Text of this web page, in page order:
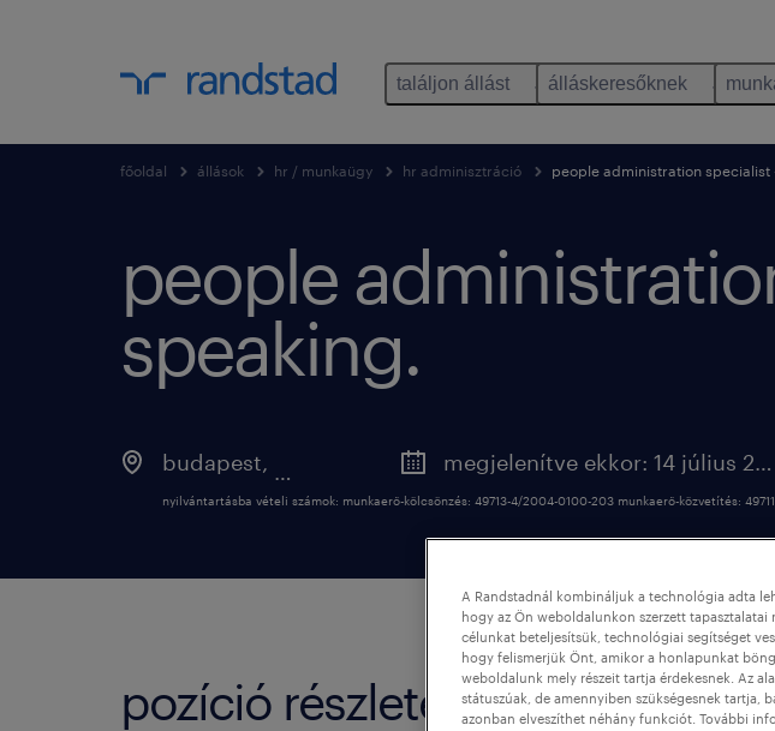
találjon állást álláskeresőknek
főoldal állások hr / munkaügy hr adminisztráció people administration specialist
people
speaking.
budapest, megjelenítve ekkor: 14 július 2026
nyilvántartásba vételi számok: munkaerő-kölcsönzés: 49713-4/2004-0100-203 munkaerő-közvetítés:
pozíció részletei
A Randstadnál kombináljuk a technológia adta
hogy az Ön weboldalunkon szerzett
célunkat beteljesítsük, technológiai segítséget
hogy felismerjük Önt, amikor a honlapunkat
weboldalunk mely részeit tartja érdekesnek. Az
státuszúak, de amennyiben szükségesnek tartja,
azonban elveszíthet néhány funkciót. További